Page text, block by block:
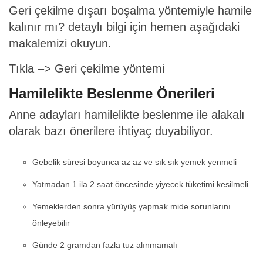
Geri çekilme dışarı boşalma yöntemiyle hamile
kalınır mı? detaylı bilgi için hemen aşağıdaki
makalemizi okuyun.
Tıkla –> Geri çekilme yöntemi
Hamilelikte Beslenme Önerileri
Anne adayları hamilelikte beslenme ile alakalı
olarak bazı önerilere ihtiyaç duyabiliyor.
Gebelik süresi boyunca az az ve sık sık yemek yenmeli
Yatmadan 1 ila 2 saat öncesinde yiyecek tüketimi kesilmeli
Yemeklerden sonra yürüyüş yapmak mide sorunlarını
önleyebilir
Günde 2 gramdan fazla tuz alınmamalı